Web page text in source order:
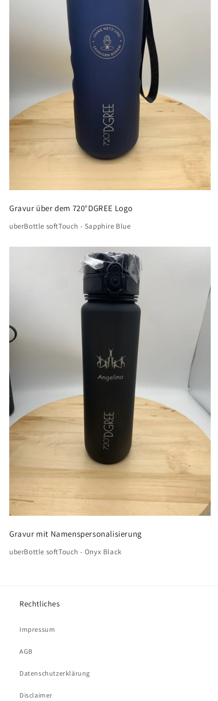
Gravur über dem 720°DGREE Logo
uberBottle softTouch - Sapphire Blue
Gravur mit Namenspersonalisierung
uberBottle softTouch - Onyx Black
Rechtliches
Impressum
AGB
Datenschutzerklärung
Disclaimer